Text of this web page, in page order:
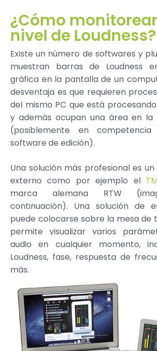
¿Cómo
nivel de Loudness?
Existe un número de softwares y
muestran barras de Loudness
gráfica en la pantalla de un
desventaja es que requieren
del mismo PC que está
y además ocupan una área en la
(posiblemente en
software de edición).
Una solución más profesional es
externo como por ejemplo el
marca alemana RTW
continuación). Una solución de
puede colocarse sobre la mesa de
permite visualizar varios
audio en cualquier momento,
Loudness, fase, respuesta de
más.